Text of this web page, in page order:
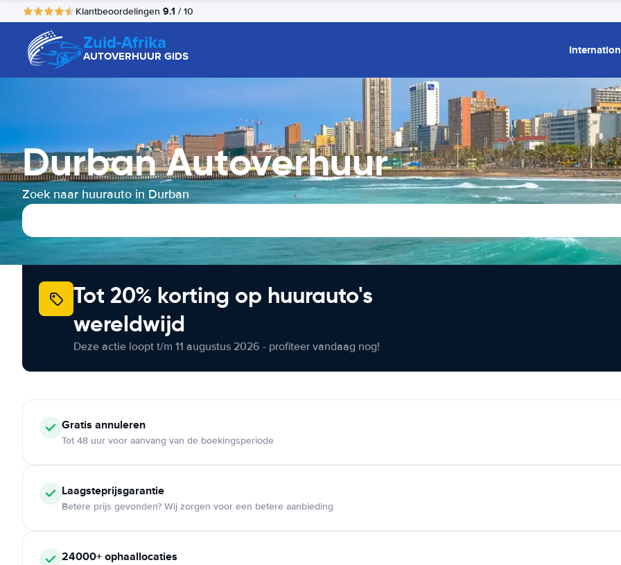
Klantbeoordelingen 9.1 / 10
Zuid-Afrika
AUTOVERHUUR GIDS
Durban Autoverhuur
Zoek naar huurauto in Durban
Tot 20% korting op huurauto's
wereldwijd
Deze actie loopt t/m 11 augustus 2026 - profiteer vandaag nog!
Gratis annuleren
Tot 48 uur voor aanvang van de boekingsperiode
Laagsteprijsgarantie
Betere prijs gevonden? Wij zorgen voor een betere aanbieding
24000+ ophaallocaties